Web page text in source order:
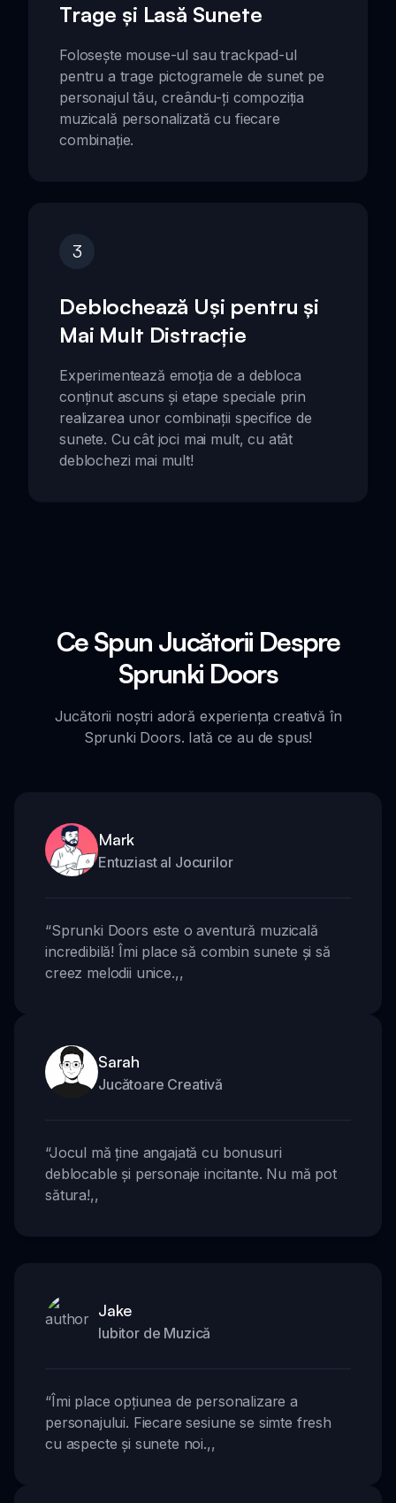
Trage și Lasă Sunete
Folosește mouse-ul sau trackpad-ul
pentru a trage pictogramele de sunet pe
personajul tău, creându-ți compoziția
muzicală personalizată cu fiecare
combinație.
3
Deblochează Uși pentru și
Mai Mult Distracție
Experimentează emoția de a debloca
conținut ascuns și etape speciale prin
realizarea unor combinații specifice de
sunete. Cu cât joci mai mult, cu atât
deblochezi mai mult!
Ce Spun Jucătorii Despre
Sprunki Doors
Jucătorii noștri adoră experiența creativă în
Sprunki Doors. Iată ce au de spus!
Mark
Entuziast al Jocurilor
“Sprunki Doors este o aventură muzicală
incredibilă! Îmi place să combin sunete și să
creez melodii unice.,,
Sarah
Jucătoare Creativă
“Jocul mă ține angajată cu bonusuri
deblocable și personaje incitante. Nu mă pot
sătura!,,
Jake
Iubitor de Muzică
“Îmi place opțiunea de personalizare a
personajului. Fiecare sesiune se simte fresh
cu aspecte și sunete noi.,,